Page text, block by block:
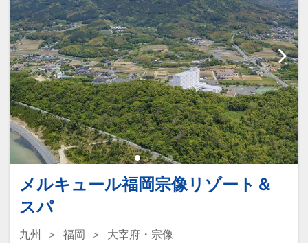
メルキュール福岡宗像リゾート＆
スパ
九州 福岡
大宰府・宗像